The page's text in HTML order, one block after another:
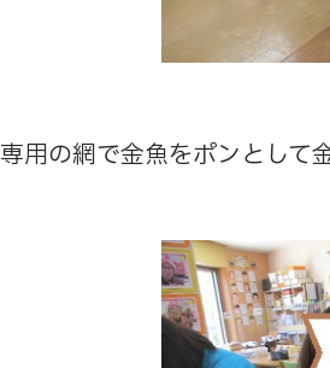
専用の網で金魚をポンとして